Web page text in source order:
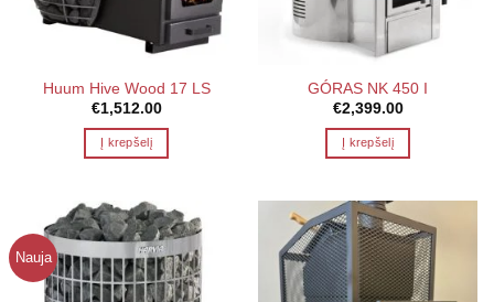
Huum Hive Wood 17 LS
€1,512.00
Į krepšelį
GÓRAS NK 450 I
€2,399.00
Į krepšelį
Nauja